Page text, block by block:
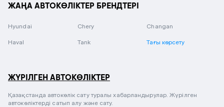
ЖАҢА АВТОКӨЛІКТЕР БРЕНДТЕРІ
Hyundai Chery Changan
Haval Tank Тағы көрсету
ЖҮРІЛГЕН АВТОКӨЛІКТЕР
Қазақстанда автокөлік сату туралы хабарландырулар. Жүрілген
автокөліктерді сатып алу және сату.